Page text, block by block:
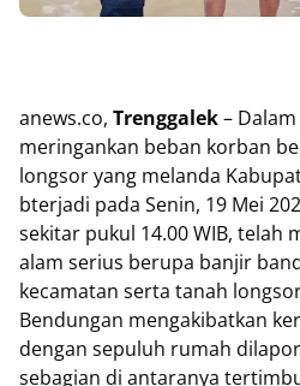
anews.co, Trenggalek–
meringankan beban korban
longsor yang melanda
bterjadi pada Senin, 19 Mei
sekitar pukul 14.00 WIB, telah
alam serius berupa banjir
kecamatan serta tanah
Bendungan mengakibatkan
dengan sepuluh rumah
sebagian di antaranya